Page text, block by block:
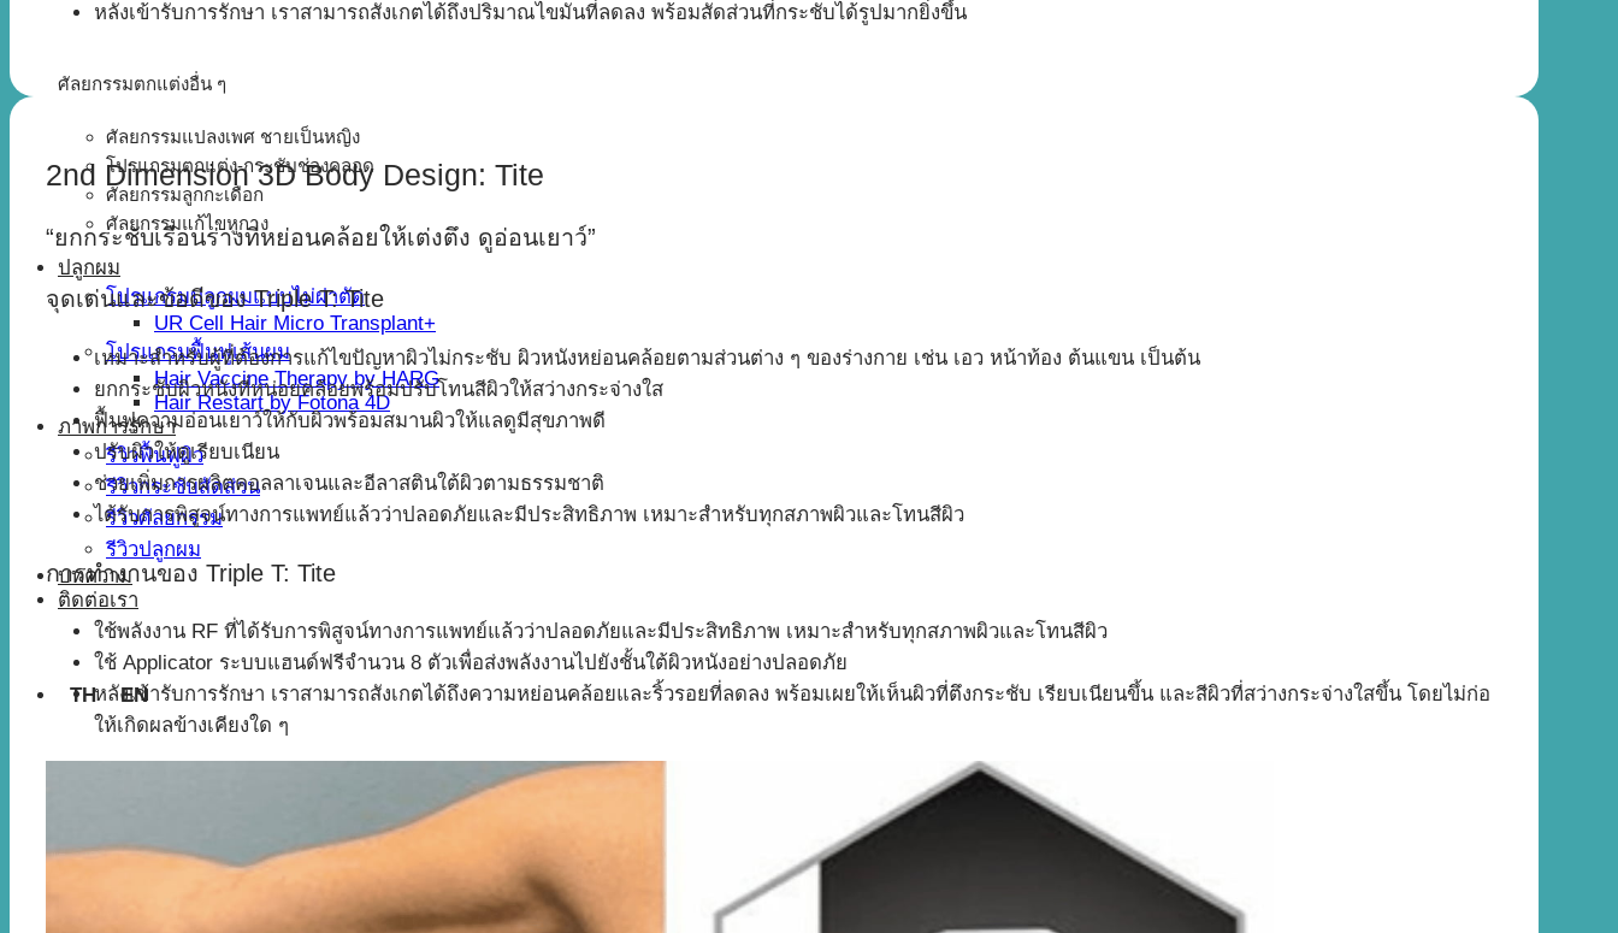
ศัลยกรรมตกแต่งอื่น ๆ
ศัลยกรรมแปลงเพศ ชายเป็นหญิง
โปรแกรมตกแต่ง-กระชับช่องคลอด
ศัลยกรรมลูกกะเดือก
ศัลยกรรมแก้ไขหูกาง
ปลูกผม
โปรแกรมปลูกผมแบบไม่ผ่าตัด
UR Cell Hair Micro Transplant+
โปรแกรมฟื้นฟูเส้นผม
Hair Vaccine Therapy by HARG
Hair Restart by Fotona 4D
ภาพการรักษา
รีวิวฟื้นฟูผิว
รีวิวกระชับสัดส่วน
รีวิวศัลยกรรม
รีวิวปลูกผม
บทความ
ติดต่อเรา
THEN
หลังเข้ารับการรักษา เราสามารถสังเกตได้ถึงปริมาณไขมันที่ลดลง พร้อมสัดส่วนที่กระชับได้รูปมากยิ่งขึ้น
2nd Dimension 3D Body Design: Tite
“ยกกระชับเรือนร่างที่หย่อนคล้อยให้เต่งตึง ดูอ่อนเยาว์”
จุดเด่นและข้อดีของ Triple T: Tite
เหมาะสำหรับผู้ที่ต้องการแก้ไขปัญหาผิวไม่กระชับ ผิวหนังหย่อนคล้อยตามส่วนต่าง ๆ ของร่างกาย เช่น เอว หน้าท้อง ต้นแขน เป็นต้น
ยกกระชับผิวหนังที่หน่อยคล้อยพร้อมปรับโทนสีผิวให้สว่างกระจ่างใส
ฟื้นฟูความอ่อนเยาว์ให้กับผิวพร้อมสมานผิวให้แลดูมีสุขภาพดี
ปรับผิวให้ดูเรียบเนียน
ช่วยเพิ่มการผลิตคอลลาเจนและอีลาสตินใต้ผิวตามธรรมชาติ
ได้รับการพิสูจน์ทางการแพทย์แล้วว่าปลอดภัยและมีประสิทธิภาพ เหมาะสำหรับทุกสภาพผิวและโทนสีผิว
การทำงานของ Triple T: Tite
ใช้พลังงาน RF ที่ได้รับการพิสูจน์ทางการแพทย์แล้วว่าปลอดภัยและมีประสิทธิภาพ เหมาะสำหรับทุกสภาพผิวและโทนสีผิว
ใช้ Applicator ระบบแฮนด์ฟรีจำนวน 8 ตัวเพื่อส่งพลังงานไปยังชั้นใต้ผิวหนังอย่างปลอดภัย
หลังเข้ารับการรักษา เราสามารถสังเกตได้ถึงความหย่อนคล้อยและริ้วรอยที่ลดลง พร้อมเผยให้เห็นผิวที่ตึงกระชับ เรียบเนียนขึ้น และสีผิวที่สว่างกระจ่างใสขึ้น โดยไม่ก่อ
ให้เกิดผลข้างเคียงใด ๆ